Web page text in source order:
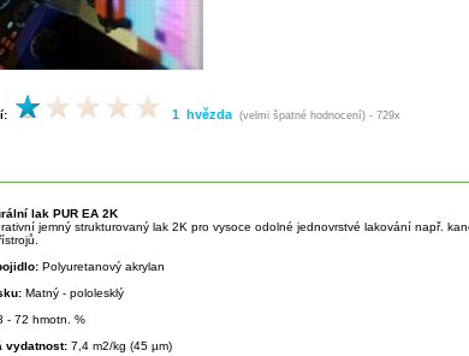
1 hvězda (velmi špatné hodnocení) - 729x
lak PUR EA 2K
jemný strukturovaný lak 2K pro vysoce odolné jednovrstvé lakování např.
Polyuretanový akrylan
Matný - pololesklý
- 72 hmotn. %
vydatnost: 7,4 m2/kg (45 µm)